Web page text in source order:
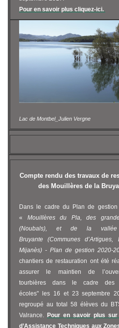
Pour en savoir plus cliquez-ici.
Lac de Montbel_Julien Vergne
Compte rendu des travaux de
des Mouillères de la
Dans le cadre du Plan de gestion
« Mouillères du Pla, des
(Noubals), et de la
Bruyante (Communes
Mijanès) - Plan de gestion 2020-
chantiers de restauration ont été
assurer le maintien de
tourbières dans le cadre des
écoles" les 16 et 23 septembre
regroupé au total 58 élèves du
Valrance. Pour en savoir plus sur
d’Assistance Techniques aux